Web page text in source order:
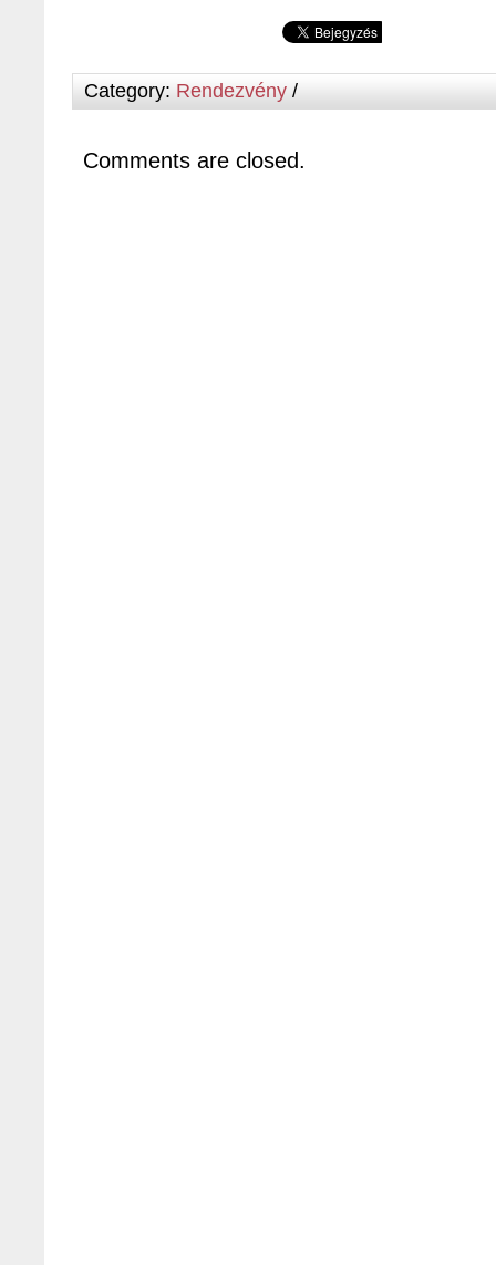
Category: Rendezvény /
Comments are closed.